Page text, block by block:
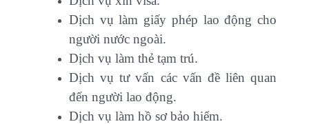
Dịch vụ làm giấy phép lao động cho
người nước ngoài.
Dịch vụ làm thẻ tạm trú.
Dịch vụ tư vấn các vấn đề liên quan
đến người lao động.
Dịch vụ làm hồ sơ bảo hiểm.